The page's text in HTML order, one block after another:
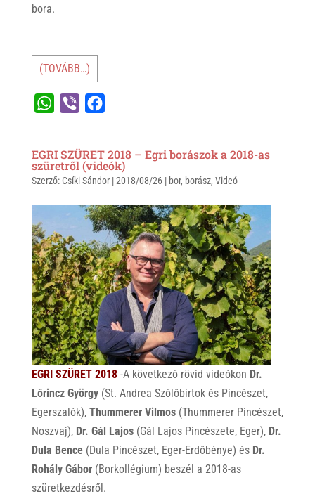
bora.
(TOVÁBB…)
t
s
p
e
r
e
b
o
k
EGRI SZÜRET 2018 – Egri borászok a 2018-as
szüretről (videók)
Szerző: Csíki Sándor|2018/08/26| bor, borász, Videó
EGRI SZÜRET 2018-A következő rövid videókon Dr.
Lőrincz György(St. Andrea Szőlőbirtok és Pincészet,
Egerszalók), Thummerer Vilmos(Thummerer Pincészet,
Noszvaj), Dr. Gál Lajos(Gál Lajos Pincészete, Eger), Dr.
Dula Bence(Dula Pincészet, Eger-Erdőbénye) és Dr.
Rohály Gábor(Borkollégium) beszél a 2018-as
szüretkezdésről.